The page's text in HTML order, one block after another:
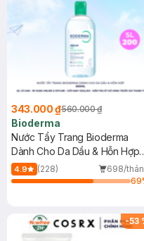
343.000 ₫560.000 ₫
Bioderma
Nước Tẩy Trang Bioderma
Dành Cho Da Dầu & Hỗn Hợp
500ml
4.9 (228)
698/
69
-53